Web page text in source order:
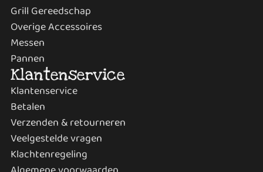
Grill Gereedschap
Overige Accessoires
Messen
Pannen
Klantenservice
Klantenservice
Betalen
Verzenden & retourneren
Veelgestelde vragen
Klachtenregeling